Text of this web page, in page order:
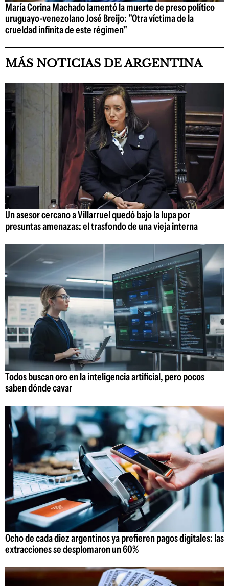
María Corina Machado lamentó la muerte de preso político
uruguayo-venezolano José Breijo: "Otra víctima de la
crueldad infinita de este régimen"
MÁS NOTICIAS DE ARGENTINA
Un asesor cercano a Villarruel quedó bajo la lupa por
presuntas amenazas: el trasfondo de una vieja interna
Todos buscan oro en la inteligencia artificial, pero pocos
saben dónde cavar
Ocho de cada diez argentinos ya prefieren pagos digitales: las
extracciones se desplomaron un 60%